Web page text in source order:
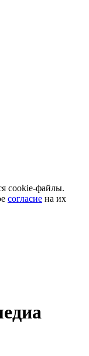
cookie-файлы.
согласие на их